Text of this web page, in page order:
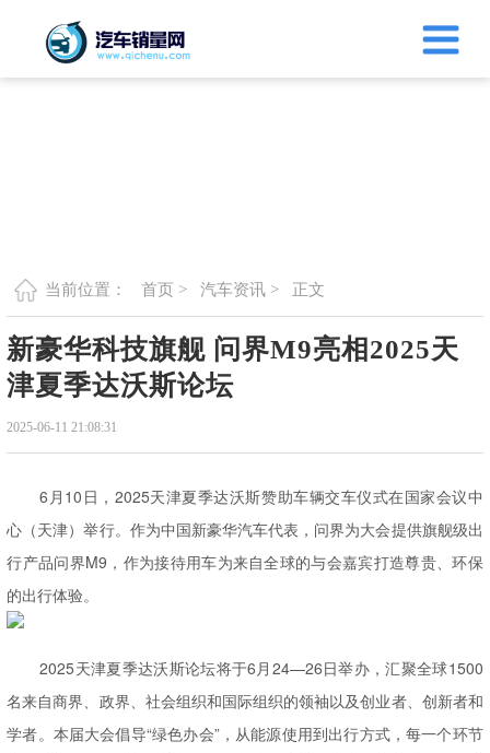
当前位置： 首页 > 汽车资讯 > 正文
新豪华科技旗舰 问界M9亮相2025天
津夏季达沃斯论坛
2025-06-11 21:08:31
6月10日，2025天津夏季达沃斯赞助车辆交车仪式在国家会议中
心（天津）举行。作为中国新豪华汽车代表，问界为大会提供旗舰级出
行产品问界M9，作为接待用车为来自全球的与会嘉宾打造尊贵、环保
的出行体验。
2025天津夏季达沃斯论坛将于6月24—26日举办，汇聚全球1500
名来自商界、政界、社会组织和国际组织的领袖以及创业者、创新者和
学者。本届大会倡导“绿色办会”，从能源使用到出行方式，每一个环节